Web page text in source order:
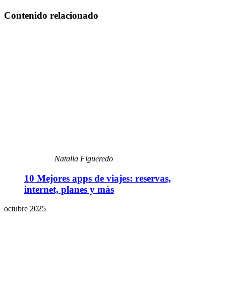
Contenido relacionado
Natalia Figueredo
10 Mejores apps de viajes: reservas,
internet, planes y más
octubre 2025